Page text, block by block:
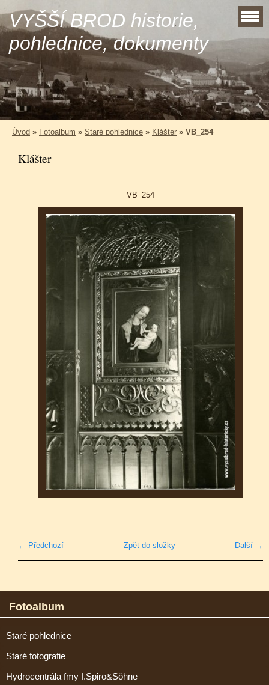
VYŠŠÍ BROD historie,
pohlednice, dokumenty
Úvod » Fotoalbum » Staré pohlednice » Klášter » VB_254
Klášter
VB_254
← Předchozí Další →
Zpět do složky
Fotoalbum
Staré pohlednice
Staré fotografie
Hydrocentrála fmy I.Spiro&Söhne